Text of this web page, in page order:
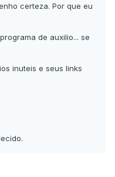
certeza. Por que eu
de auxilio... se
inuteis e seus links